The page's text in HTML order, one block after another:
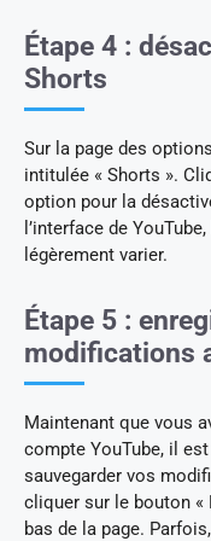
Étape 4 :
Shorts
Sur la page des
intitulée « Shorts ».
option pour la
l’interface de
légèrement varier.
Étape 5 :
modifications
Maintenant que vous
compte YouTube, il
sauvegarder vos
cliquer sur le bouton «
bas de la page.